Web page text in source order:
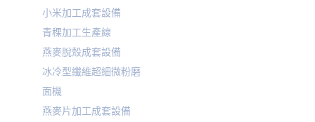
小米加工成套設備
青稞加工生產線
燕麥脫殼成套設備
冰冷型纖維超細微粉磨
面機
燕麥片加工成套設備